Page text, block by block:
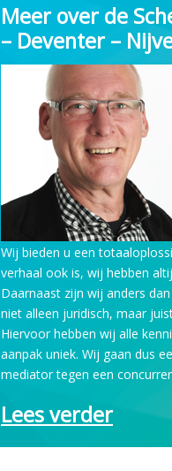
Meer over de
– Deventer –
Wij bieden u een
verhaal ook is, wij hebben
Daarnaast zijn wij anders
niet alleen juridisch, maar
Hiervoor hebben wij alle
aanpak uniek. Wij gaan dus
mediator tegen een
Lees verder